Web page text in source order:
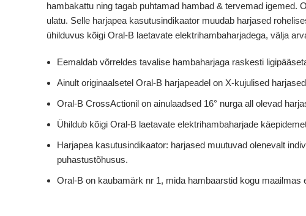
hambakattu ning tagab puhtamad hambad & tervemad igemed.
ulatu. Selle harjapea kasutusindikaator muudab harjased
ühilduvus kõigi Oral-B laetavate elektrihambaharjadega, välja
Eemaldab võrreldes tavalise hambaharjaga raskesti
Ainult originaalsetel Oral-B harjapeadel on X-kujulised
Oral-B CrossActionil on ainulaadsed 16° nurga all olevad
Ühildub kõigi Oral-B laetavate elektrihambaharjade
Harjapea kasutusindikaator: harjased muutuvad olenevalt
puhastustõhusus.
Oral-B on kaubamärk nr 1, mida hambaarstid kogu